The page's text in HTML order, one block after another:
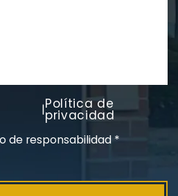
|Política de
privacidad
de responsabilidad *